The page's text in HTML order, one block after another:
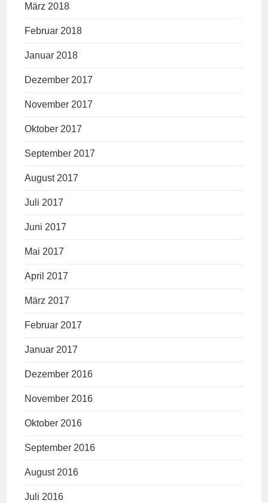
März 2018
Februar 2018
Januar 2018
Dezember 2017
November 2017
Oktober 2017
September 2017
August 2017
Juli 2017
Juni 2017
Mai 2017
April 2017
März 2017
Februar 2017
Januar 2017
Dezember 2016
November 2016
Oktober 2016
September 2016
August 2016
Juli 2016